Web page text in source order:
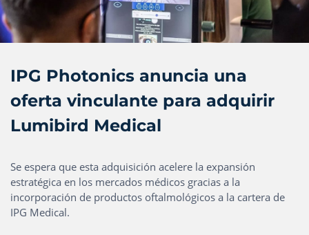
IPG Photonics anuncia una
oferta vinculante para adquirir
Lumibird Medical
Se espera que esta adquisición acelere la expansión
estratégica en los mercados médicos gracias a la
incorporación de productos oftalmológicos a la cartera de
IPG Medical.